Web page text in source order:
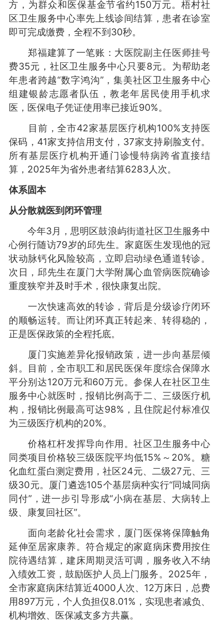
方，为群众和医保基金节省约150万元。梧村社
区卫生服务中心率先上线诊间结算，患者在诊室
即可完成缴费，全程不到30秒。
郑福建算了一笔账：大医院副主任医师挂号
费35元，社区卫生服务中心只要8元。为帮助老
年患者跨越“数字鸿沟”，集美社区卫生服务中心
组建银龄志愿者队伍，教老年居民使用手机求
医，医保电子凭证使用率已接近90%。
目前，全市42家基层医疗机构100%支持医
保码，41家支持信用支付，37家支持刷脸支付。
所有基层医疗机构开通门诊慢特病跨省直接结
算，2025年为省外患者结算6283人次。
体系固本
从分散就医到闭环管理
今年3月，思明区鼓浪屿街道社区卫生服务中
心例行随访79岁的邱先生。家庭医生发现他的冠
状动脉钙化风险较高，立即启动绿色通道转诊。
次日，邱先生在厦门大学附属心血管病医院确诊
重度狭窄并及时手术，很快康复出院。
一次快速高效的转诊，背后是分级诊疗闭环
的顺畅运转。而让闭环真正转起来、转得稳的，
正是医保政策的全程托底。
厦门实施差异化报销政策，进一步向基层倾
斜。目前，全市职工和居民医保年度综合保障水
平分别达120万元和60万元。参保人在社区卫生
服务中心就医时，报销比例高于二、三级医疗机
构，报销比例最高可达98%，且住院起付标准仅
为三级医疗机构的20%。
价格杠杆发挥导向作用。社区卫生服务中心
同类项目价格较三级医院平均低15%～20%。糖
化血红蛋白测定费用，社区24元、二级27元、三
级30元。厦门遴选105个基层病种实行“同城同病
同付”，进一步引导形成“小病在基层、大病转上
级、康复回社区”。
面向老龄化社会需求，厦门医保将保障触角
延伸至居家康养。符合规定的家庭病床费用按住
院待遇结算，建床周期灵活可调，服务收入不纳
入绩效工资，鼓励医护人员上门服务。2025年，
全市家庭病床结算近4000人次、12万床日，总费
用897万元，个人负担仅8.01%，实现患者减负、
机构增效、医保减支多方共赢。